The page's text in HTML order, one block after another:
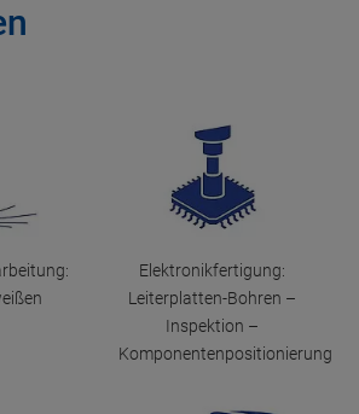
Elektronikfertigung:
Leiterplatten-Bohren –
Inspektion –
Komponentenpositionierung